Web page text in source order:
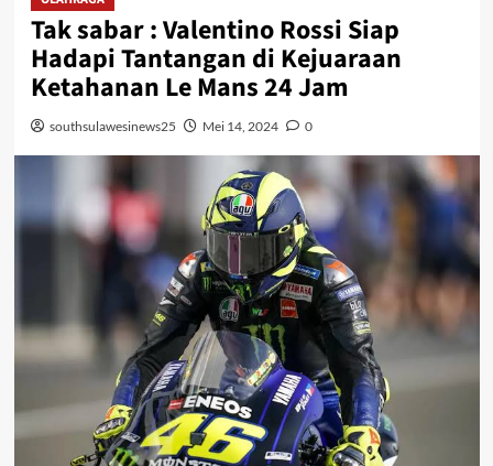
Tak sabar : Valentino Rossi Siap
Hadapi Tantangan di Kejuaraan
Ketahanan Le Mans 24 Jam
southsulawesinews25 Mei 14, 2024 0